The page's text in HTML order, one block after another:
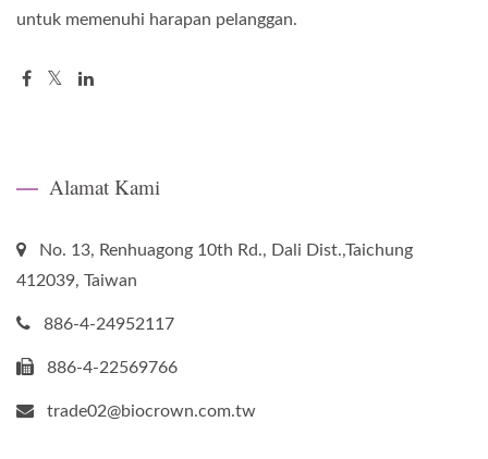
untuk memenuhi harapan pelanggan.
Alamat Kami
No. 13, Renhuagong 10th Rd., Dali Dist.,Taichung
412039, Taiwan
886-4-24952117
886-4-22569766
trade02@biocrown.com.tw